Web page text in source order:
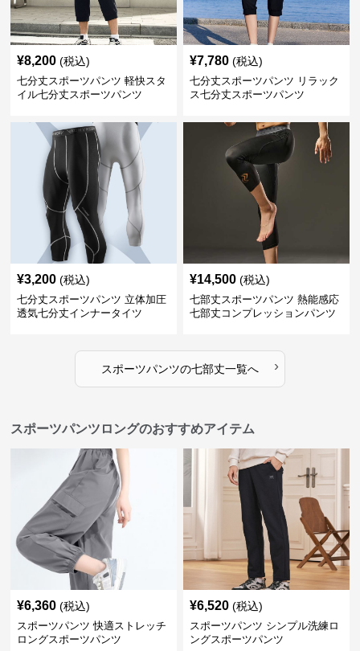
¥8,200 (税込)
七分丈スポーツパンツ 軽快スタ
イル七分丈スポーツパンツ
¥7,780 (税込)
七分丈スポーツパンツ リラック
ス七分丈スポーツパンツ
¥3,200 (税込)
七分丈スポーツパンツ 立体加圧
透気七分丈インナータイツ
¥14,500 (税込)
七部丈スポーツパンツ 熱能感応
七部丈コンプレッションパンツ
スポーツパンツの七部丈一覧へ ›
スポーツパンツロングのおすすめアイテム
¥6,360 (税込)
スポーツパンツ 快適ストレッチ
ロングスポーツパンツ
¥6,520 (税込)
スポーツパンツ シンプル洗練ロ
ングスポーツパンツ